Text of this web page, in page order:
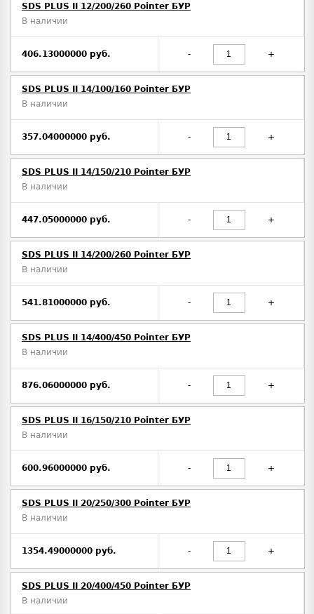
SDS PLUS II 12/200/260 Pointer БУР
В наличии
406.13000000 руб. - +
SDS PLUS II 14/100/160 Pointer БУР
В наличии
357.04000000 руб. - +
SDS PLUS II 14/150/210 Pointer БУР
В наличии
447.05000000 руб. - +
SDS PLUS II 14/200/260 Pointer БУР
В наличии
541.81000000 руб. - +
SDS PLUS II 14/400/450 Pointer БУР
В наличии
876.06000000 руб. - +
SDS PLUS II 16/150/210 Pointer БУР
В наличии
600.96000000 руб. - +
SDS PLUS II 20/250/300 Pointer БУР
В наличии
1354.49000000 руб. - +
SDS PLUS II 20/400/450 Pointer БУР
В наличии